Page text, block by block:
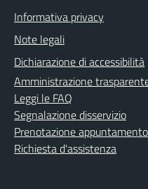
Informativa privacy
Note legali
Dichiarazione di accessibilità
Amministrazione
Leggi le FAQ
Segnalazione disservizio
Prenotazione appuntamento
Richiesta d'assistenza